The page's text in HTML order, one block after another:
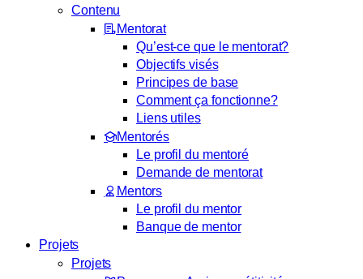
Contenu
Mentorat
Qu’est-ce que le mentorat?
Objectifs visés
Principes de base
Comment ça fonctionne?
Liens utiles
Mentorés
Le profil du mentoré
Demande de mentorat
Mentors
Le profil du mentor
Banque de mentor
Projets
Projets